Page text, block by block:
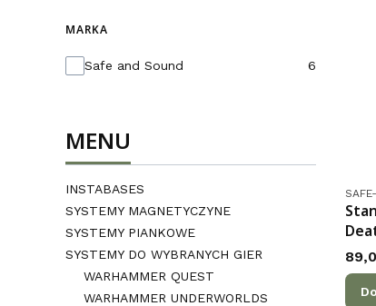
MARKA
Marka
Safe and Sound 6
MENU
INSTABASES
SYSTEMY MAGNETYCZYNE
SYSTEMY PIANKOWE
SYSTEMY DO WYBRANYCH GIER
WARHAMMER QUEST
WARHAMMER UNDERWORLDS
Kod